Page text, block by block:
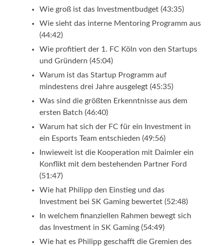
Wie groß ist das Investmentbudget (43:35)
Wie sieht das interne Mentoring Programm aus
(44:42)
Wie profitiert der 1. FC Köln von den Startups
und Gründern (45:04)
Warum ist das Startup Programm auf
mindestens drei Jahre ausgelegt (45:35)
Was sind die größten Erkenntnisse aus dem
ersten Batch (46:40)
Warum hat sich der FC für ein Investment in
ein Esports Team entschieden (49:56)
Inwieweit ist die Kooperation mit Daimler ein
Konflikt mit dem bestehenden Partner Ford
(51:47)
Wie hat Philipp den Einstieg und das
Investment bei SK Gaming bewertet (52:48)
In welchem finanziellen Rahmen bewegt sich
das Investment in SK Gaming (54:49)
Wie hat es Philipp geschafft die Gremien des